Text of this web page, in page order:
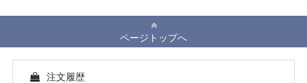
ページトップへ
注文履歴